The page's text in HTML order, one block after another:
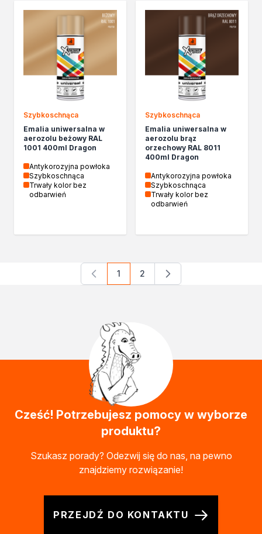
Szybkoschnąca
Emalia uniwersalna w
aerozolu beżowy RAL
1001 400ml Dragon
Antykorozyjna powłoka
Szybkoschnąca
Trwały kolor bez
odbarwień
Szybkoschnąca
Emalia uniwersalna w
aerozolu brąz
orzechowy RAL 8011
400ml Dragon
Antykorozyjna powłoka
Szybkoschnąca
Trwały kolor bez
odbarwień
Aktualnie czytasz stronę
1 Strona
2
Cześć! Potrzebujesz pomocy w wyborze
produktu?
Szukasz porady? Odezwij się do nas, na pewno
znajdziemy rozwiązanie!
PRZEJDŹ DO KONTAKTU